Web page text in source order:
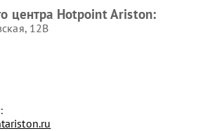
Hotpoint Ariston
центра Hotpoint Ariston:
12В